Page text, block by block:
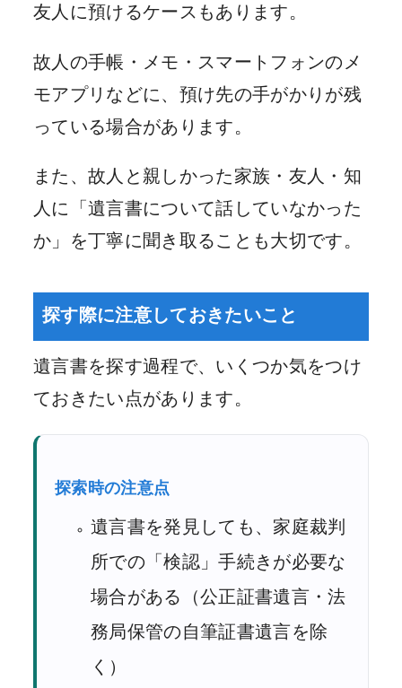
友人に預けるケースもあります。
故人の手帳・メモ・スマートフォンのメ
モアプリなどに、預け先の手がかりが残
っている場合があります。
また、故人と親しかった家族・友人・知
人に「遺言書について話していなかった
か」を丁寧に聞き取ることも大切です。
探す際に注意しておきたいこと
遺言書を探す過程で、いくつか気をつけ
ておきたい点があります。
探索時の注意点
遺言書を発見しても、家庭裁判
所での「検認」手続きが必要な
場合がある（公正証書遺言・法
務局保管の自筆証書遺言を除
く）